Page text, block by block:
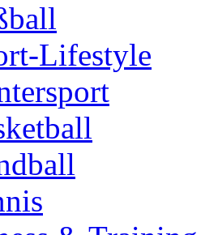
Lifestyle